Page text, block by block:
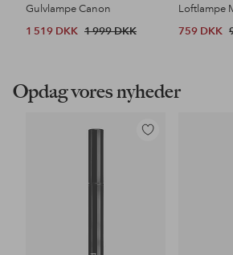
Gulvlampe Canon
1 519 DKK 1 999 DKK
Loftlampe
759 DKK
Opdag vores nyheder
Tilføj